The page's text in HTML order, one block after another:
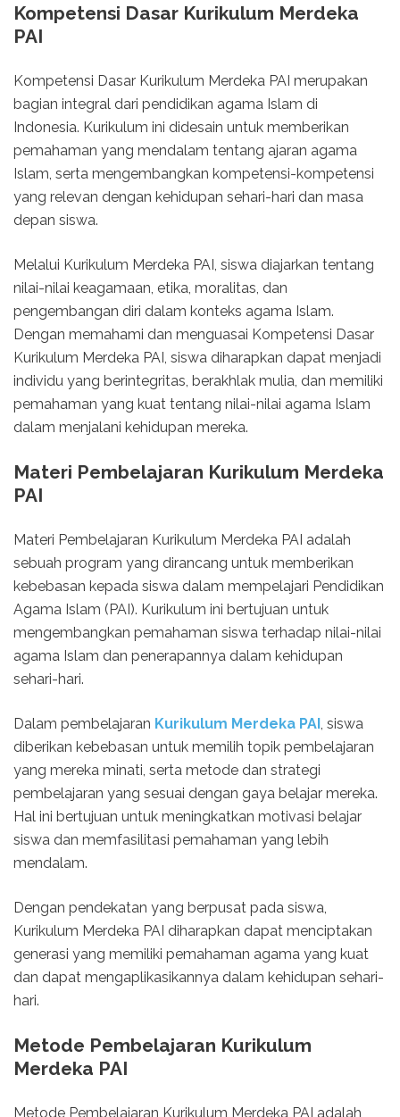
Kompetensi Dasar Kurikulum Merdeka
PAI
Kompetensi Dasar Kurikulum Merdeka PAI merupakan
bagian integral dari pendidikan agama Islam di
Indonesia. Kurikulum ini didesain untuk memberikan
pemahaman yang mendalam tentang ajaran agama
Islam, serta mengembangkan kompetensi-kompetensi
yang relevan dengan kehidupan sehari-hari dan masa
depan siswa.
Melalui Kurikulum Merdeka PAI, siswa diajarkan tentang
nilai-nilai keagamaan, etika, moralitas, dan
pengembangan diri dalam konteks agama Islam.
Dengan memahami dan menguasai Kompetensi Dasar
Kurikulum Merdeka PAI, siswa diharapkan dapat menjadi
individu yang berintegritas, berakhlak mulia, dan memiliki
pemahaman yang kuat tentang nilai-nilai agama Islam
dalam menjalani kehidupan mereka.
Materi Pembelajaran Kurikulum Merdeka
PAI
Materi Pembelajaran Kurikulum Merdeka PAI adalah
sebuah program yang dirancang untuk memberikan
kebebasan kepada siswa dalam mempelajari Pendidikan
Agama Islam (PAI). Kurikulum ini bertujuan untuk
mengembangkan pemahaman siswa terhadap nilai-nilai
agama Islam dan penerapannya dalam kehidupan
sehari-hari.
Dalam pembelajaran Kurikulum Merdeka PAI , siswa
diberikan kebebasan untuk memilih topik pembelajaran
yang mereka minati, serta metode dan strategi
pembelajaran yang sesuai dengan gaya belajar mereka.
Hal ini bertujuan untuk meningkatkan motivasi belajar
siswa dan memfasilitasi pemahaman yang lebih
mendalam.
Dengan pendekatan yang berpusat pada siswa,
Kurikulum Merdeka PAI diharapkan dapat menciptakan
generasi yang memiliki pemahaman agama yang kuat
dan dapat mengaplikasikannya dalam kehidupan sehari-
hari.
Metode Pembelajaran Kurikulum
Merdeka PAI
Metode Pembelajaran Kurikulum Merdeka PAI adalah